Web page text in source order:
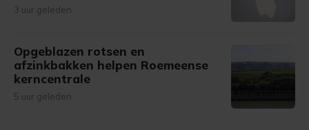
3 uur geleden
Opgeblazen rotsen en
afzinkbakken helpen Roemeense
kerncentrale
5 uur geleden